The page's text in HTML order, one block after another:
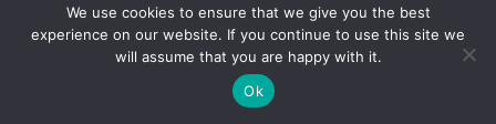
We use cookies to ensure that we give you the best
experience on our website. If you continue to use this site we
will assume that you are happy with it.
Ok